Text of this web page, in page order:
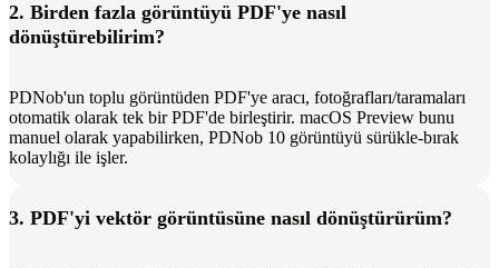
2. Birden fazla görüntüyü PDF'ye nasıl
dönüştürebilirim?
PDNob'un toplu görüntüden PDF'ye aracı, fotoğrafları/taramaları
otomatik olarak tek bir PDF'de birleştirir. macOS Preview bunu
manuel olarak yapabilirken, PDNob 10 görüntüyü sürükle-bırak
kolaylığı ile işler.
3. PDF'yi vektör görüntüsüne nasıl dönüştürürüm?